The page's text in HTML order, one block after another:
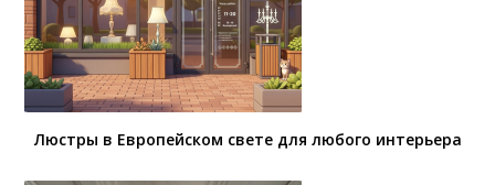
Люстры в Европейском свете для любого интерьера